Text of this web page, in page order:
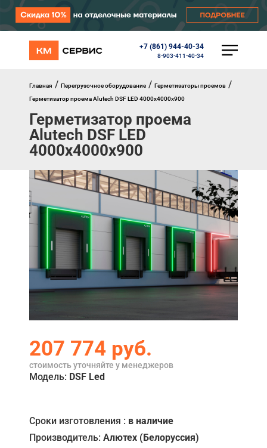
+7 (861) 944-40-34
8-903-411-40-34
КАТАЛОГ
Перегрузочное оборудование
Уличные калитки
Шлагбаумы
Противопожарные ворота
Противопожарные шторы
Внешняя солнцезащита
Комплектующие
Маркизы
Окна, порталы, двери
Главная
Акции
Примеры работ
Ремонт
Кредит
Где купить
Главная / Перегрузочное оборудование / Герметизаторы проемов /
Герметизатор проема Alutech DSF LED 4000х4000х900
Герметизатор проема
Alutech DSF LED
4000х4000х900
207 774 руб.
стоимость уточняйте у менеджеров
Модель: DSF Led
Сроки изготовления : в наличие
Производитель: Алютех (Белоруссия)